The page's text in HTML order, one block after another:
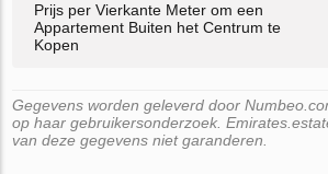
Prijs per Vierkante Meter om een
Appartement Buiten het Centrum te
Kopen
Gegevens worden geleverd door
op haar gebruikersonderzoek.
van deze gegevens niet garanderen.